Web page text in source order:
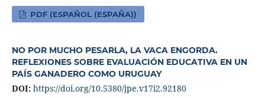
PDF (ESPAÑOL (ESPAÑA))
NO POR MUCHO PESARLA, LA VACA ENGORDA.
REFLEXIONES SOBRE EVALUACIÓN EDUCATIVA EN UN
PAÍS GANADERO COMO URUGUAY
DOI: https://doi.org/10.5380/jpe.v17i2.92180